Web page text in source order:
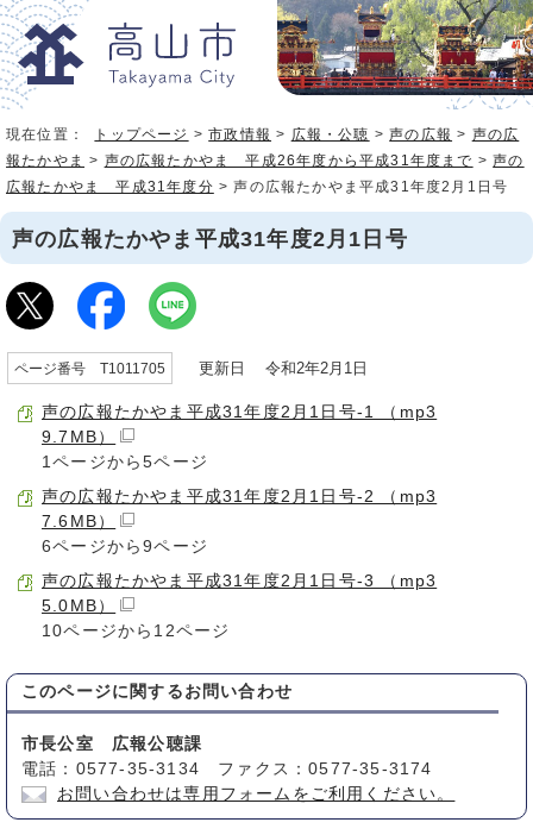
現在位置： トップページ >市政情報 > 広報・公聴 >声の広報 > 声の広
報たかやま > 声の広報たかやま 平成26年度から平成31年度まで >声の
広報たかやま 平成31年度分 > 声の広報たかやま平成31年度2月1日号
声の広報たかやま平成31年度2月1日号
ページ番号 T1011705 更新日 令和2年2月1日
声の広報たかやま平成31年度2月1日号-1 （mp3
9.7MB）
1ページから5ページ
声の広報たかやま平成31年度2月1日号-2 （mp3
7.6MB）
6ページから9ページ
声の広報たかやま平成31年度2月1日号-3 （mp3
5.0MB）
10ページから12ページ
このページに関する お問い合わせ
市長公室 広報公聴課
電話：0577-35-3134 ファクス：0577-35-3174
お問い合わせは専用フォームをご利用ください。